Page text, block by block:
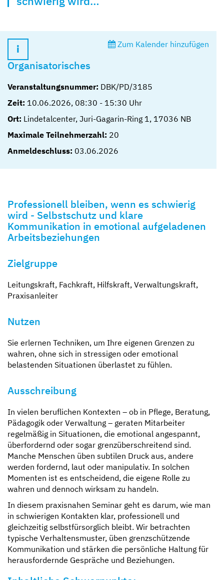
Zum Kalender hinzufügen
Organisatorisches
Veranstaltungsnummer: DBK/PD/3185
Zeit: 10.06.2026, 08:30 - 15:30 Uhr
Ort: Lindetalcenter, Juri-Gagarin-Ring 1, 17036 NB
Maximale Teilnehmerzahl: 20
Anmeldeschluss: 03.06.2026
Professionell bleiben, wenn es schwierig
wird - Selbstschutz und klare
Kommunikation in emotional aufgeladenen
Arbeitsbeziehungen
Zielgruppe
Leitungskraft, Fachkraft, Hilfskraft, Verwaltungskraft,
Praxisanleiter
Nutzen
Sie erlernen Techniken, um Ihre eigenen Grenzen zu
wahren, ohne sich in stressigen oder emotional
belastenden Situationen überlastet zu fühlen.
Ausschreibung
In vielen beruflichen Kontexten – ob in Pflege, Beratung,
Pädagogik oder Verwaltung – geraten Mitarbeiter
regelmäßig in Situationen, die emotional angespannt,
überfordernd oder sogar grenzüberschreitend sind.
Manche Menschen üben subtilen Druck aus, andere
werden fordernd, laut oder manipulativ. In solchen
Momenten ist es entscheidend, die eigene Rolle zu
wahren und dennoch wirksam zu handeln.
In diesem praxisnahen Seminar geht es darum, wie man
in schwierigen Kontakten klar, professionell und
gleichzeitig selbstfürsorglich bleibt. Wir betrachten
typische Verhaltensmuster, üben grenzschützende
Kommunikation und stärken die persönliche Haltung für
herausfordernde Gespräche und Beziehungen.